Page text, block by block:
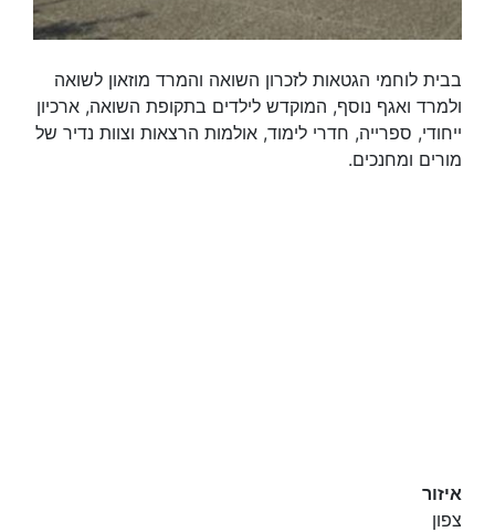
בבית לוחמי הגטאות לזכרון השואה והמרד מוזאון לשואה
ולמרד ואגף נוסף, המוקדש לילדים בתקופת השואה, ארכיון
ייחודי, ספרייה, חדרי לימוד, אולמות הרצאות וצוות נדיר של
מורים ומחנכים.
איזור
צפון